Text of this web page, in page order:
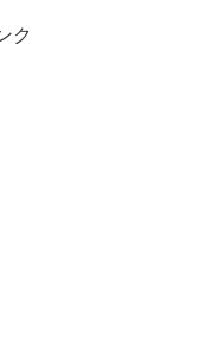
ク